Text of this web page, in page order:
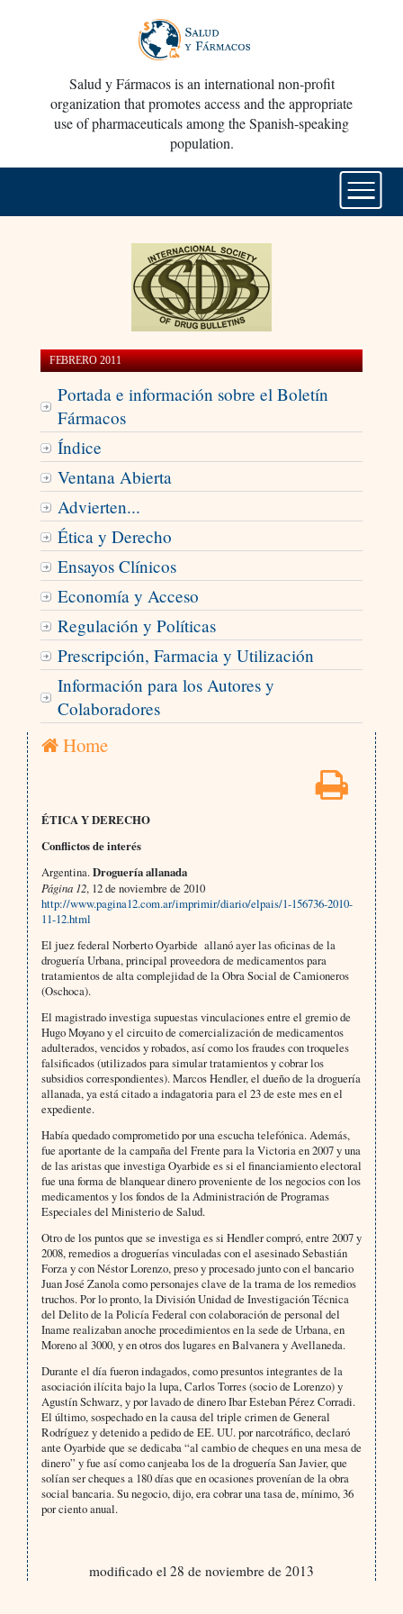
Salud y Fármacos is an international non-profit
organization that promotes access and the appropriate
use of pharmaceuticals among the Spanish-speaking
population.
FEBRERO 2011
Portada e información sobre el Boletín
Fármacos
Índice
Ventana Abierta
Advierten...
Ética y Derecho
Ensayos Clínicos
Economía y Acceso
Regulación y Políticas
Prescripción, Farmacia y Utilización
Información para los Autores y
Colaboradores
Home
ÉTICA Y DERECHO
Conflictos de interés
Argentina.Droguería allanada
Página 12, 12 de noviembre de 2010
http://www.pagina12.com.ar/imprimir/diario/elpais/1-156736-2010-
11-12.html
El juez federal Norberto Oyarbide allanó ayer las oficinas de la
droguería Urbana, principal proveedora de medicamentos para
tratamientos de alta complejidad de la Obra Social de Camioneros
(Oschoca).
El magistrado investiga supuestas vinculaciones entre el gremio de
Hugo Moyano y el circuito de comercialización de medicamentos
adulterados, vencidos y robados, así como los fraudes con troqueles
falsificados (utilizados para simular tratamientos y cobrar los
subsidios correspondientes). Marcos Hendler, el dueño de la droguería
allanada, ya está citado a indagatoria para el 23 de este mes en el
expediente.
Había quedado comprometido por una escucha telefónica. Además,
fue aportante de la campaña del Frente para la Victoria en 2007 y una
de las aristas que investiga Oyarbide es si el financiamiento electoral
fue una forma de blanquear dinero proveniente de los negocios con los
medicamentos y los fondos de la Administración de Programas
Especiales del Ministerio de Salud.
Otro de los puntos que se investiga es si Hendler compró, entre 2007 y
2008, remedios a droguerías vinculadas con el asesinado Sebastián
Forza y con Néstor Lorenzo, preso y procesado junto con el bancario
Juan José Zanola como personajes clave de la trama de los remedios
truchos. Por lo pronto, la División Unidad de Investigación Técnica
del Delito de la Policía Federal con colaboración de personal del
Iname realizaban anoche procedimientos en la sede de Urbana, en
Moreno al 3000, y en otros dos lugares en Balvanera y Avellaneda.
Durante el día fueron indagados, como presuntos integrantes de la
asociación ilícita bajo la lupa, Carlos Torres (socio de Lorenzo) y
Agustín Schwarz, y por lavado de dinero Ibar Esteban Pérez Corradi.
El último, sospechado en la causa del triple crimen de General
Rodríguez y detenido a pedido de EE. UU. por narcotráfico, declaró
ante Oyarbide que se dedicaba “al cambio de cheques en una mesa de
dinero” y fue así como canjeaba los de la droguería San Javier, que
solían ser cheques a 180 días que en ocasiones provenían de la obra
social bancaria. Su negocio, dijo, era cobrar una tasa de, mínimo, 36
por ciento anual.
modificado el 28 de noviembre de 2013